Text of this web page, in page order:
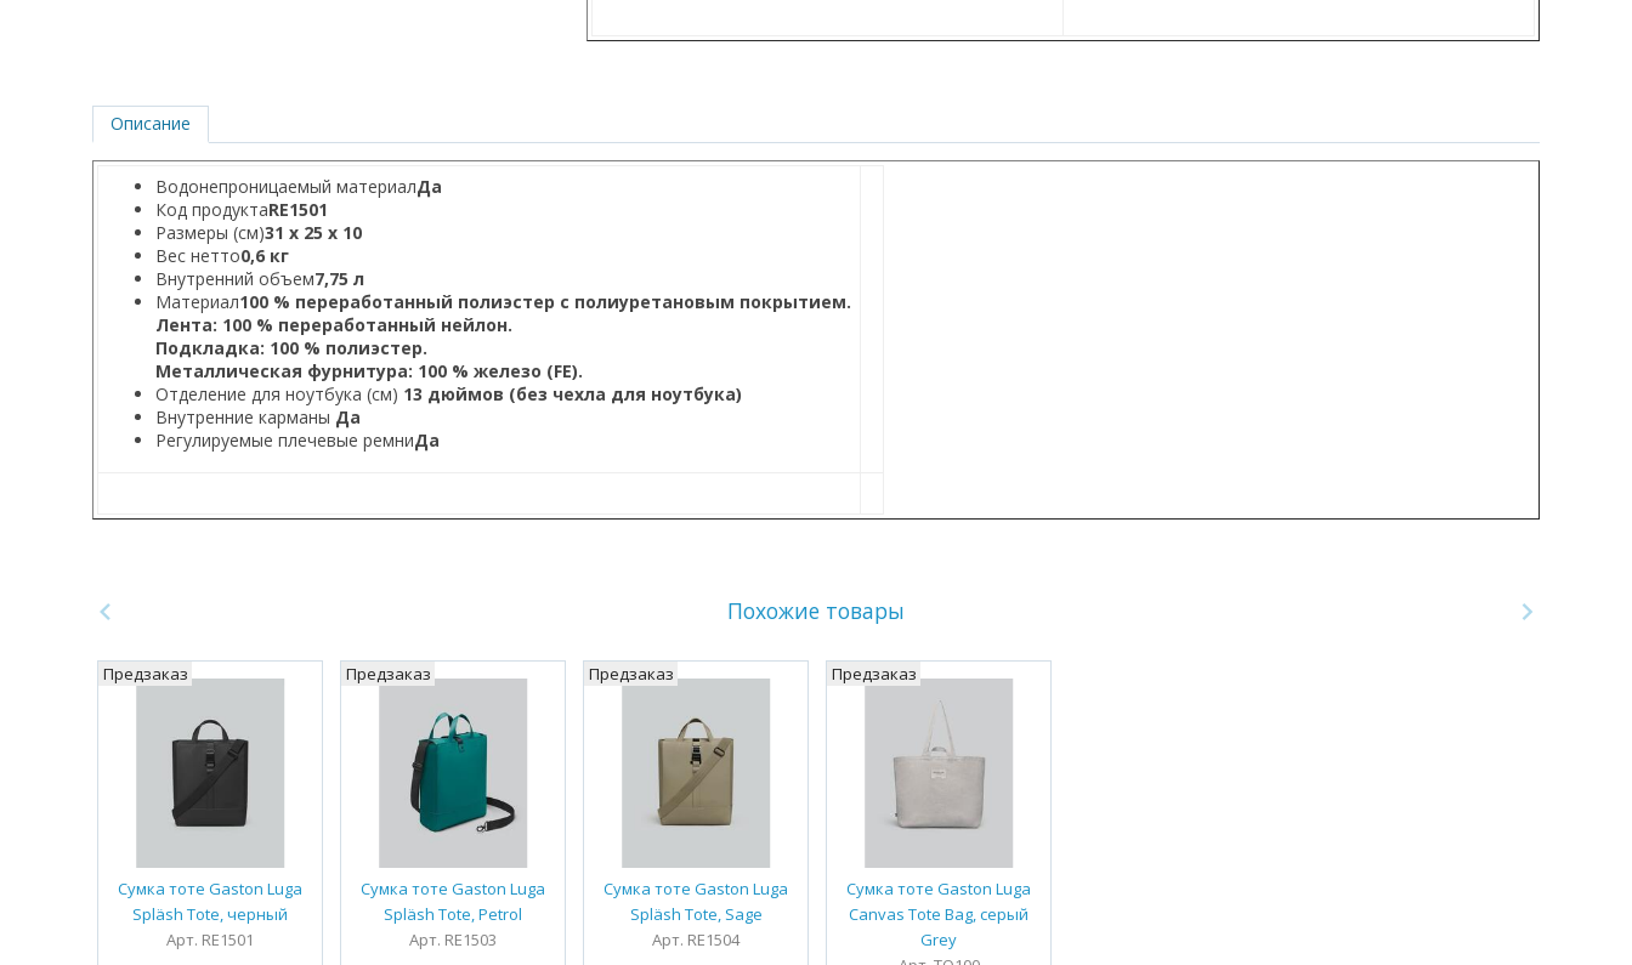
Описание
Водонепроницаемый материалДа
Код продуктаRE1501
Размеры (см)31 х 25 х 10
Вес нетто0,6 кг
Внутренний объем7,75 л
Материал100 % переработанный полиэстер с полиуретановым покрытием.
Лента: 100 % переработанный нейлон.
Подкладка: 100 % полиэстер.
Металлическая фурнитура: 100 % железо (FE).
Отделение для ноутбука (см) 13 дюймов (без чехла для ноутбука)
Внутренние карманы Да
Регулируемые плечевые ремниДа
Похожие товары
Сумка тоте Gaston Luga
Spläsh Tote, черный
Арт. RE1501
Предзаказ
Сумка тоте Gaston Luga
Spläsh Tote, Petrol
Арт. RE1503
Предзаказ
Сумка тоте Gaston Luga
Spläsh Tote, Sage
Арт. RE1504
Предзаказ
Сумка тоте Gaston Luga
Canvas Tote Bag, серый
Grey
Предзаказ